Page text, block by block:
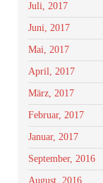
Juli, 2017
Juni, 2017
Mai, 2017
April, 2017
März, 2017
Februar, 2017
Januar, 2017
September, 2016
August, 2016